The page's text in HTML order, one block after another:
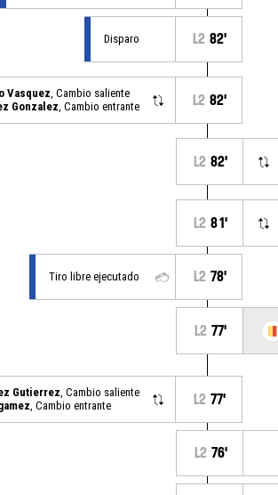
Disparo L2 82'
Vasquez , Cambio saliente
Gonzalez , Cambio entrante L2 82'
L2 82'
L2 81'
Tiro libre ejecutado L2 78'
L2 77'
Gutierrez , Cambio saliente
, Cambio entrante L2 77'
L2 76'